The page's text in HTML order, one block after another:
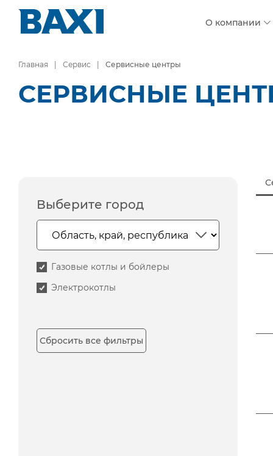
О компании
Главная Сервис Сервисные центры
СЕРВИСНЫЕ
Выберите город
Газовые котлы и бойлеры
Электрокотлы
Сбросить все фильтры